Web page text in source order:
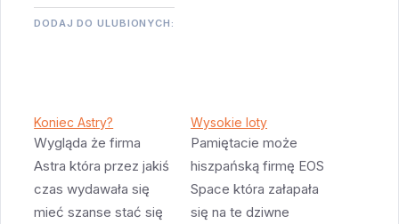
DODAJ DO ULUBIONYCH:
Koniec Astry?
Wygląda że firma
Astra która przez jakiś
czas wydawała się
mieć szanse stać się
Wysokie loty
Pamiętacie może
hiszpańską firmę EOS
Space która załapała
się na te dziwne